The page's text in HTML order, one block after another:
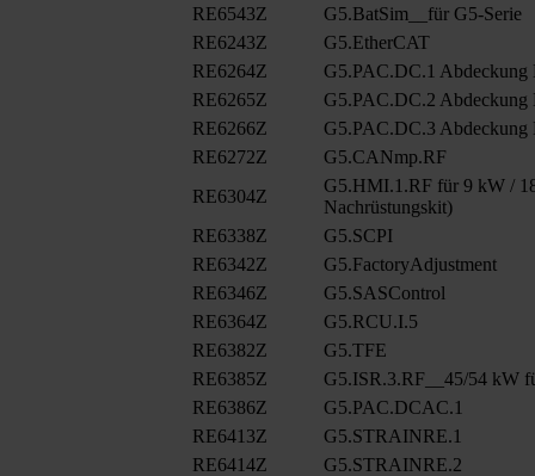
RE6543Z
G5.BatSim__für G5-Serie
RE6243Z
G5.EtherCAT
RE6264Z
G5.PAC.DC.1
RE6265Z
G5.PAC.DC.2
RE6266Z
G5.PAC.DC.3
RE6272Z
G5.CANmp.RF
RE6304Z
G5.HMI.1.RF für 9 kW /
Nachrüstungskit)
RE6338Z
G5.SCPI
RE6342Z
G5.FactoryAdjustment
RE6346Z
G5.SASControl
RE6364Z
G5.RCU.I.5
RE6382Z
G5.TFE
RE6385Z
G5.ISR.3.RF__45/54 kW
RE6386Z
G5.PAC.DCAC.1
RE6413Z
G5.STRAINRE.1
RE6414Z
G5.STRAINRE.2